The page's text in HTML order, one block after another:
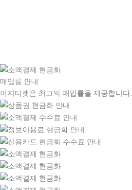
매입률 안내
이지티켓은 최고의 매입률을 제공합니다.